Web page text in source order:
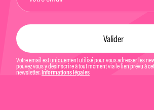
Votre email est uniquement utilisé pour vous adresser les
pouvez vous y désinscrire à tout moment via le lien prévu à
newsletter. Informations légales